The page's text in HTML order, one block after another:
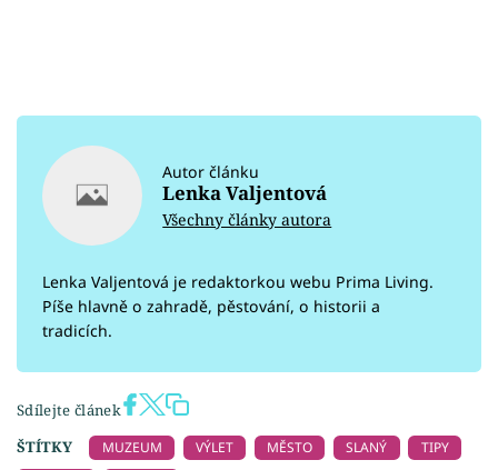
Autor článku
Lenka Valjentová
Všechny články autora
Lenka Valjentová je redaktorkou webu Prima Living.
Píše hlavně o zahradě, pěstování, o historii a
tradicích.
Sdílejte článek
ŠTÍTKY
MUZEUM VÝLET MĚSTO SLANÝ
TIPY